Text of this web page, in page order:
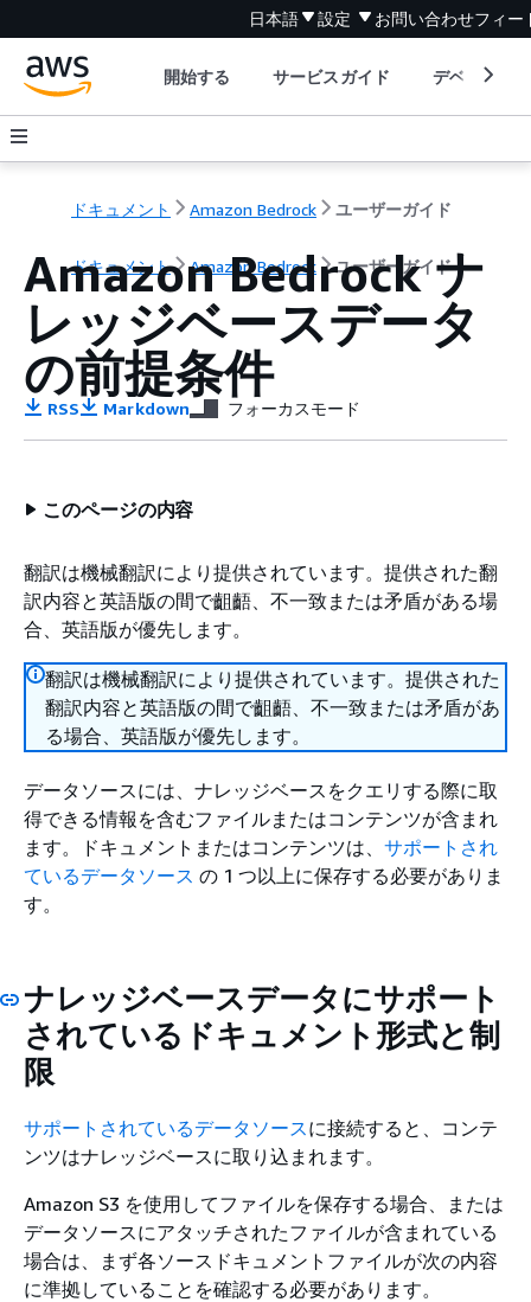
日本語 設定 お問い合わせフィー
開始する サービスガイド デベロッパ
ドキュメント Amazon Bedrock ユーザーガイド
ドキュメント Amazon Bedrock ユーザーガイド
Amazon Bedrock ナ
レッジベースデータ
の前提条件
RSS Markdown フォーカスモード
このページの内容
翻訳は機械翻訳により提供されています。提供された翻
訳内容と英語版の間で齟齬、不一致または矛盾がある場
合、英語版が優先します。
翻訳は機械翻訳により提供されています。提供された
翻訳内容と英語版の間で齟齬、不一致または矛盾があ
る場合、英語版が優先します。
データソースには、ナレッジベースをクエリする際に取
得できる情報を含むファイルまたはコンテンツが含まれ
ます。ドキュメントまたはコンテンツは、 サポートされ
ているデータソース の 1 つ以上に保存する必要がありま
す。
ナレッジベースデータにサポート
されているドキュメント形式と制
限
サポートされているデータソースに接続すると、コンテ
ンツはナレッジベースに取り込まれます。
Amazon S3 を使用してファイルを保存する場合、または
データソースにアタッチされたファイルが含まれている
場合は、まず各ソースドキュメントファイルが次の内容
に準拠していることを確認する必要があります。